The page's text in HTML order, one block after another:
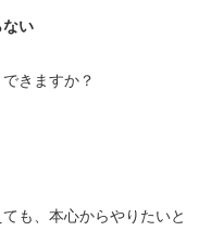
ない
きますか？
も、本心からやりたいと